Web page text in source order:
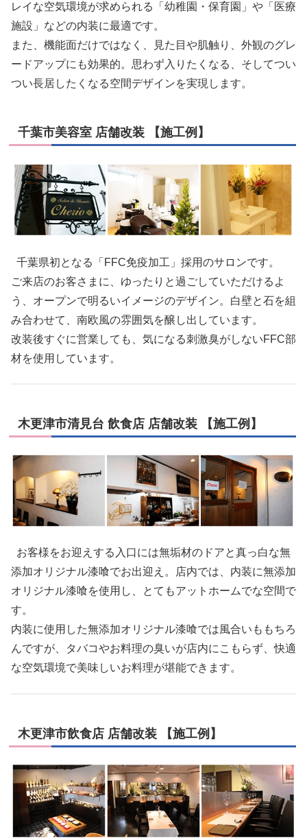
レイな空気環境が求められる「幼稚園・保育園」や「医療
施設」などの内装に最適です。
また、機能面だけではなく、見た目や肌触り、外観のグレ
ードアップにも効果的。思わず入りたくなる、そしてつい
つい長居したくなる空間デザインを実現します。
千葉市美容室 店舗改装 【施工例】
千葉県初となる「FFC免疫加工」採用のサロンです。
ご来店のお客さまに、ゆったりと過ごしていただけるよ
う、オープンで明るいイメージのデザイン。白壁と石を組
み合わせて、南欧風の雰囲気を醸し出しています。
改装後すぐに営業しても、気になる刺激臭がしないFFC部
材を使用しています。
木更津市清見台 飲食店 店舗改装 【施工例】
お客様をお迎えする入口には無垢材のドアと真っ白な無
添加オリジナル漆喰でお出迎え。店内では、内装に無添加
オリジナル漆喰を使用し、とてもアットホームでな空間で
す。
内装に使用した無添加オリジナル漆喰では風合いももちろ
んですが、タバコやお料理の臭いが店内にこもらず、快適
な空気環境で美味しいお料理が堪能できます。
木更津市飲食店 店舗改装 【施工例】